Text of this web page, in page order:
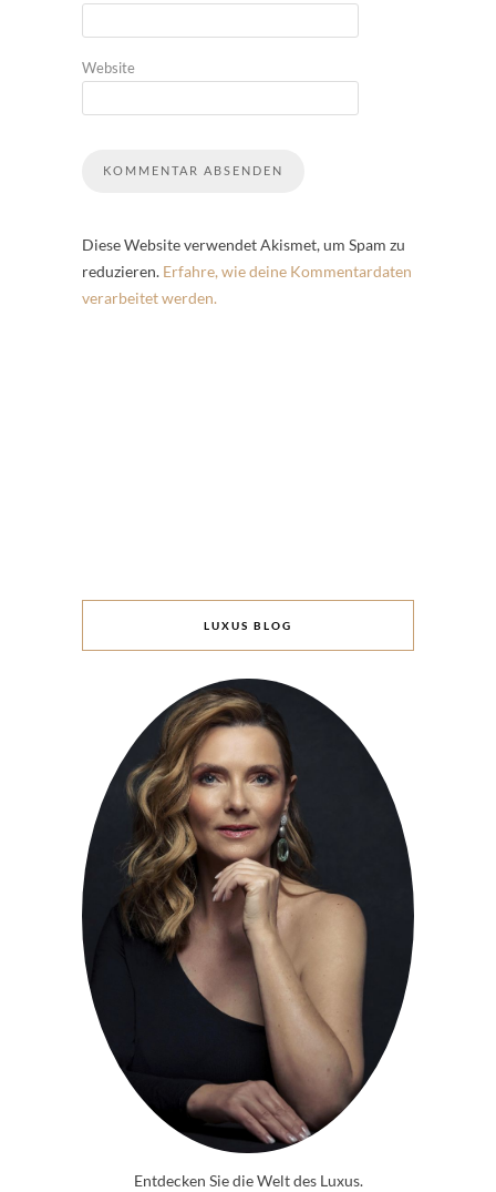
Website
Diese Website verwendet Akismet, um Spam zu
reduzieren. Erfahre, wie deine Kommentardaten
verarbeitet werden.
LUXUS BLOG
Entdecken Sie die Welt des Luxus.